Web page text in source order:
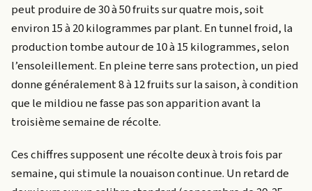
peut produire de 30 à 50 fruits sur quatre mois, soit
environ 15 à 20 kilogrammes par plant. En tunnel froid, la
production tombe autour de 10 à 15 kilogrammes, selon
l’ensoleillement. En pleine terre sans protection, un pied
donne généralement 8 à 12 fruits sur la saison, à condition
que le mildiou ne fasse pas son apparition avant la
troisième semaine de récolte.
Ces chiffres supposent une récolte deux à trois fois par
semaine, qui stimule la nouaison continue. Un retard de